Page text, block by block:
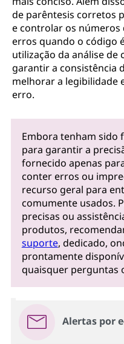
de parêntesis corretos
e controlar os números
erros quando o código
utilização da análise de
garantir a consistência
melhorar a legibilidade
erro.
Embora tenham sido
para garantir a
fornecido apenas
conter erros ou
recurso geral para
comumente usados.
precisas ou
produtos,
suporte, dedicado,
prontamente
quaisquer perguntas
Alertas por